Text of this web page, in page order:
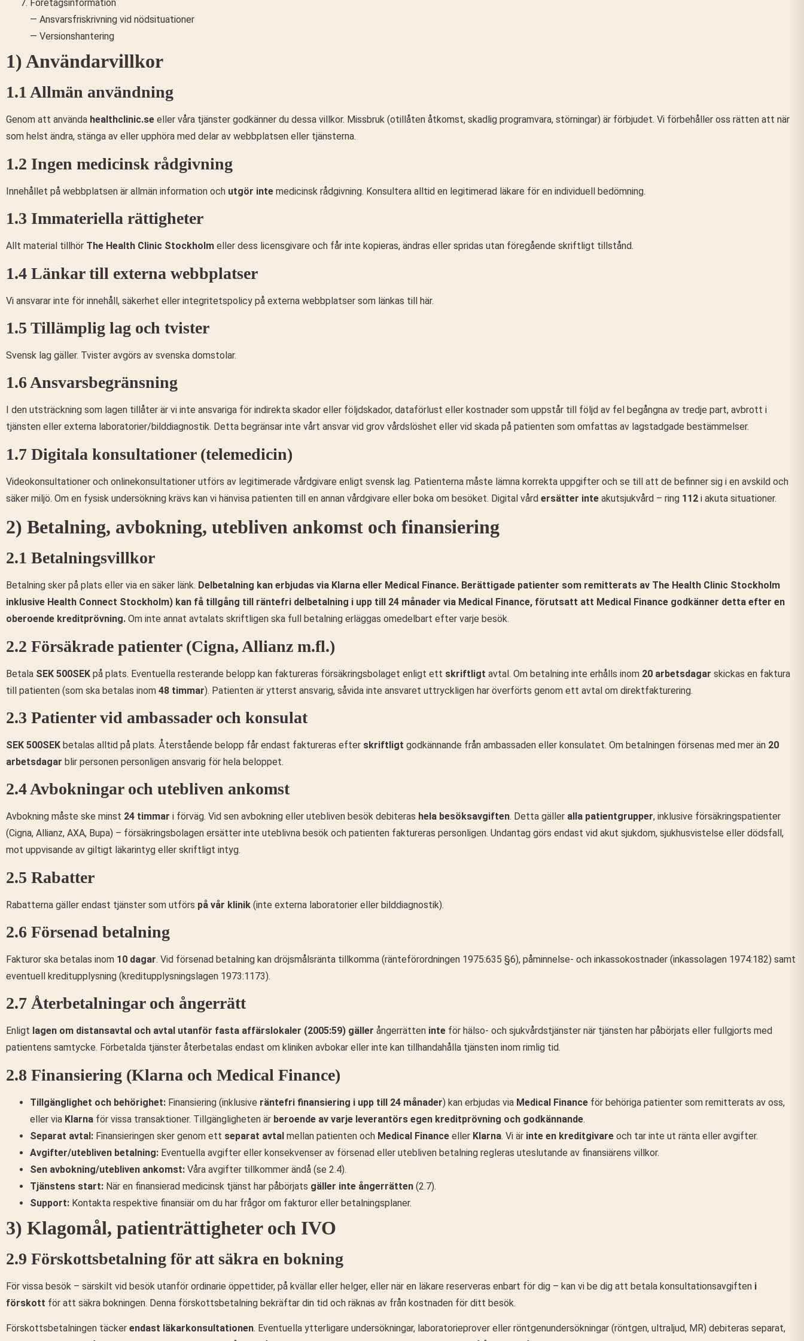
Företagsinformation
— Ansvarsfriskrivning vid nödsituationer
— Versionshantering
1) Användarvillkor
1.1 Allmän användning
Genom att använda healthclinic.se eller våra tjänster godkänner du dessa villkor. Missbruk (otillåten åtkomst, skadlig programvara, störningar) är förbjudet. Vi förbehåller oss rätten att när
som helst ändra, stänga av eller upphöra med delar av webbplatsen eller tjänsterna.
1.2 Ingen medicinsk rådgivning
Innehållet på webbplatsen är allmän information och utgör inte medicinsk rådgivning. Konsultera alltid en legitimerad läkare för en individuell bedömning.
1.3 Immateriella rättigheter
Allt material tillhör The Health Clinic Stockholm eller dess licensgivare och får inte kopieras, ändras eller spridas utan föregående skriftligt tillstånd.
1.4 Länkar till externa webbplatser
Vi ansvarar inte för innehåll, säkerhet eller integritetspolicy på externa webbplatser som länkas till här.
1.5 Tillämplig lag och tvister
Svensk lag gäller. Tvister avgörs av svenska domstolar.
1.6 Ansvarsbegränsning
I den utsträckning som lagen tillåter är vi inte ansvariga för indirekta skador eller följdskador, dataförlust eller kostnader som uppstår till följd av fel begångna av tredje part, avbrott i
tjänsten eller externa laboratorier/bilddiagnostik. Detta begränsar inte vårt ansvar vid grov vårdslöshet eller vid skada på patienten som omfattas av lagstadgade bestämmelser.
1.7 Digitala konsultationer (telemedicin)
Videokonsultationer och onlinekonsultationer utförs av legitimerade vårdgivare enligt svensk lag. Patienterna måste lämna korrekta uppgifter och se till att de befinner sig i en avskild och
säker miljö. Om en fysisk undersökning krävs kan vi hänvisa patienten till en annan vårdgivare eller boka om besöket. Digital vård ersätter inte akutsjukvård – ring 112 i akuta situationer.
2) Betalning, avbokning, utebliven ankomst och finansiering
2.1 Betalningsvillkor
Betalning sker på plats eller via en säker länk. Delbetalning kan erbjudas via Klarna eller Medical Finance. Berättigade patienter som remitterats av The Health Clinic Stockholm
inklusive Health Connect Stockholm) kan få tillgång till räntefri delbetalning i upp till 24 månader via Medical Finance, förutsatt att Medical Finance godkänner detta efter en
oberoende kreditprövning. Om inte annat avtalats skriftligen ska full betalning erläggas omedelbart efter varje besök.
2.2 Försäkrade patienter (Cigna, Allianz m.fl.)
Betala SEK 500SEK på plats. Eventuella resterande belopp kan faktureras försäkringsbolaget enligt ett skriftligt avtal. Om betalning inte erhålls inom 20 arbetsdagar skickas en faktura
till patienten (som ska betalas inom 48 timmar). Patienten är ytterst ansvarig, såvida inte ansvaret uttryckligen har överförts genom ett avtal om direktfakturering.
2.3 Patienter vid ambassader och konsulat
SEK 500SEK betalas alltid på plats. Återstående belopp får endast faktureras efter skriftligt godkännande från ambassaden eller konsulatet. Om betalningen försenas med mer än 20
arbetsdagar blir personen personligen ansvarig för hela beloppet.
2.4 Avbokningar och utebliven ankomst
Avbokning måste ske minst 24 timmar i förväg. Vid sen avbokning eller utebliven besök debiteras hela besöksavgiften. Detta gäller alla patientgrupper, inklusive försäkringspatienter
(Cigna, Allianz, AXA, Bupa) – försäkringsbolagen ersätter inte uteblivna besök och patienten faktureras personligen. Undantag görs endast vid akut sjukdom, sjukhusvistelse eller dödsfall,
mot uppvisande av giltigt läkarintyg eller skriftligt intyg.
2.5 Rabatter
Rabatterna gäller endast tjänster som utförs på vår klinik (inte externa laboratorier eller bilddiagnostik).
2.6 Försenad betalning
Fakturor ska betalas inom 10 dagar. Vid försenad betalning kan dröjsmålsränta tillkomma (ränteförordningen 1975:635 §6), påminnelse- och inkassokostnader (inkassolagen 1974:182) samt
eventuell kreditupplysning (kreditupplysningslagen 1973:1173).
2.7 Återbetalningar och ångerrätt
Enligt lagen om distansavtal och avtal utanför fasta affärslokaler (2005:59) gäller ångerrätten inte för hälso- och sjukvårdstjänster när tjänsten har påbörjats eller fullgjorts med
patientens samtycke. Förbetalda tjänster återbetalas endast om kliniken avbokar eller inte kan tillhandahålla tjänsten inom rimlig tid.
2.8 Finansiering (Klarna och Medical Finance)
Tillgänglighet och behörighet: Finansiering (inklusive räntefri finansiering i upp till 24 månader) kan erbjudas via Medical Finance för behöriga patienter som remitterats av oss,
eller via Klarna för vissa transaktioner. Tillgängligheten är beroende av varje leverantörs egen kreditprövning och godkännande.
Separat avtal: Finansieringen sker genom ett separat avtal mellan patienten och Medical Finance eller Klarna. Vi är inte en kreditgivare och tar inte ut ränta eller avgifter.
Avgifter/utebliven betalning: Eventuella avgifter eller konsekvenser av försenad eller utebliven betalning regleras uteslutande av finansiärens villkor.
Sen avbokning/utebliven ankomst: Våra avgifter tillkommer ändå (se 2.4).
Tjänstens start: När en finansierad medicinsk tjänst har påbörjats gäller inte ångerrätten (2.7).
Support: Kontakta respektive finansiär om du har frågor om fakturor eller betalningsplaner.
3) Klagomål, patienträttigheter och IVO
2.9 Förskottsbetalning för att säkra en bokning
För vissa besök – särskilt vid besök utanför ordinarie öppettider, på kvällar eller helger, eller när en läkare reserveras enbart för dig – kan vi be dig att betala konsultationsavgiften i
förskott för att säkra bokningen. Denna förskottsbetalning bekräftar din tid och räknas av från kostnaden för ditt besök.
Förskottsbetalningen täcker endast läkarkonsultationen. Eventuella ytterligare undersökningar, laboratorieprover eller röntgenundersökningar (röntgen, ultraljud, MR) debiteras separat,